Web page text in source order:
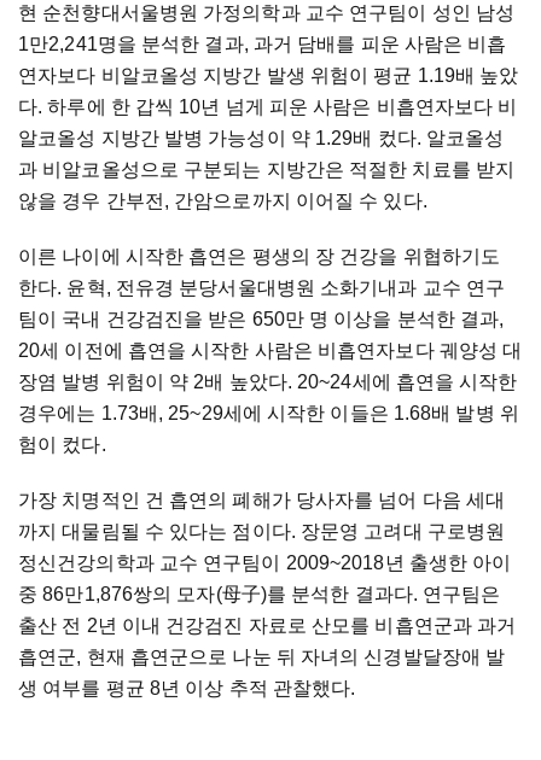
현 순천향대서울병원 가정의학과 교수 연구팀이 성인 남성
1만2,241명을 분석한 결과, 과거 담배를 피운 사람은 비흡
연자보다 비알코올성 지방간 발생 위험이 평균 1.19배 높았
다. 하루에 한 갑씩 10년 넘게 피운 사람은 비흡연자보다 비
알코올성 지방간 발병 가능성이 약 1.29배 컸다. 알코올성
과 비알코올성으로 구분되는 지방간은 적절한 치료를 받지
않을 경우 간부전, 간암으로까지 이어질 수 있다.
이른 나이에 시작한 흡연은 평생의 장 건강을 위협하기도
한다. 윤혁, 전유경 분당서울대병원 소화기내과 교수 연구
팀이 국내 건강검진을 받은 650만 명 이상을 분석한 결과,
20세 이전에 흡연을 시작한 사람은 비흡연자보다 궤양성 대
장염 발병 위험이 약 2배 높았다. 20~24세에 흡연을 시작한
경우에는 1.73배, 25~29세에 시작한 이들은 1.68배 발병 위
험이 컸다.
가장 치명적인 건 흡연의 폐해가 당사자를 넘어 다음 세대
까지 대물림될 수 있다는 점이다. 장문영 고려대 구로병원
정신건강의학과 교수 연구팀이 2009~2018년 출생한 아이
중 86만1,876쌍의 모자(母子)를 분석한 결과다. 연구팀은
출산 전 2년 이내 건강검진 자료로 산모를 비흡연군과 과거
흡연군, 현재 흡연군으로 나눈 뒤 자녀의 신경발달장애 발
생 여부를 평균 8년 이상 추적 관찰했다.